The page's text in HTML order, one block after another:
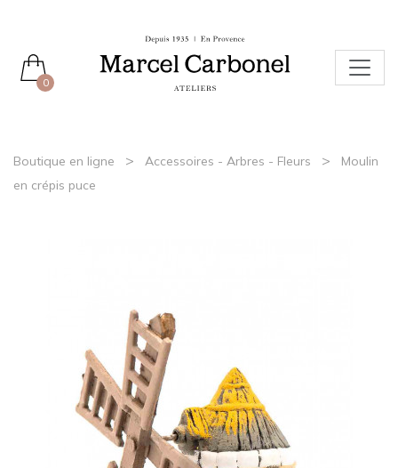
0
Boutique en ligne > Accessoires - Arbres - Fleurs >
Moulin
en crépis puce